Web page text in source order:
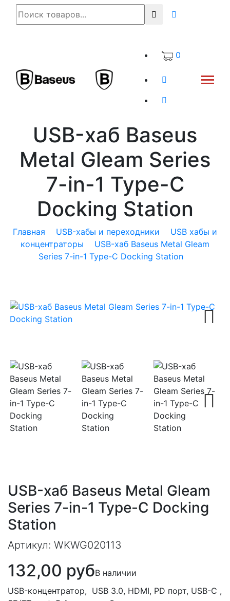
0
USB-хаб Baseus
Metal Gleam Series
7-in-1 Type-C
Docking Station
Главная USB-хабы и переходники
USB хабы и
концентраторы
USB-хаб Baseus Metal Gleam
Series 7-in-1 Type-C Docking Station
USB-хаб Baseus Metal Gleam
Series 7-in-1 Type-C Docking
Station
Артикул: WKWG020113
132,00 рубВ наличии
USB-концентратор, USB 3.0, HDMI, PD порт, USB-C ,